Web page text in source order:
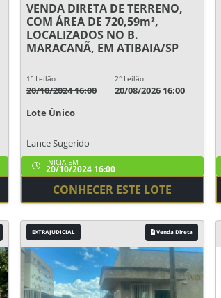
VENDA DIRETA DE TERRENO,
COM ÁREA DE 720,59m²,
LOCALIZADOS NO B.
MARACANÃ, EM ATIBAIA/SP
1° Leilão
20/10/2024 16:00
2° Leilão
20/08/2026 16:00
Lote Único
Lance Sugerido
INICIA EM
20/10/2024 16:00
CONHECER ESTE LOTE
EXTRAJUDICIAL Venda Direta